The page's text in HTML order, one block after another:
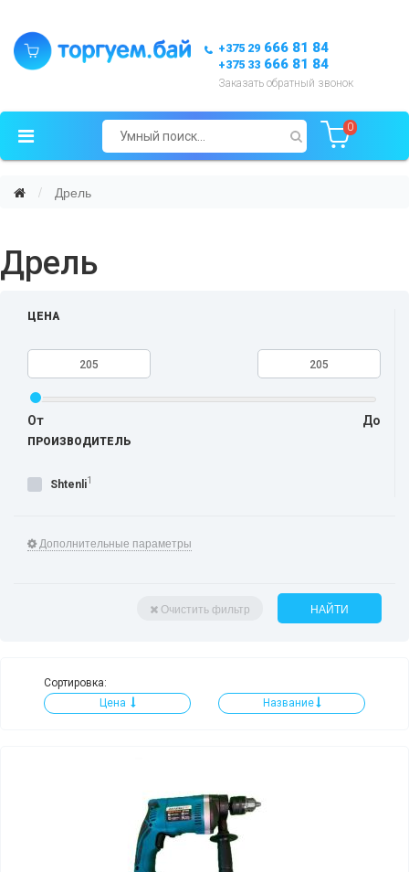
+375 29 666 81 84
+375 33 666 81 84
Заказать обратный звонок
0
Дрель
Дрель
ЦЕНА
От До
ПРОИЗВОДИТЕЛЬ
Shtenli1
Дополнительные параметры
Очистить фильтр НАЙТИ
Сортировка:
Цена
Название